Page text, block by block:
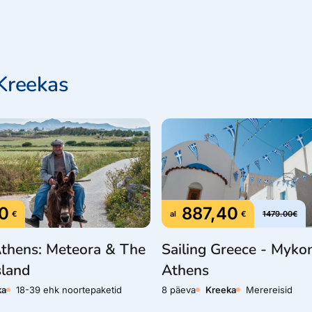
Oia
, mille
rippuv Oia on
tee, mida ühelt
külake on enim
– aega
€
Meteora & The
18-39 ehk noortepaketid
al 887,40 € 1479.00€
Sailing Greece -
Athens
8 päeva Kreeka Merereisid